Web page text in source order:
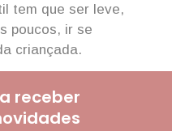
tem que ser leve,
poucos, ir se
criançada.
receber